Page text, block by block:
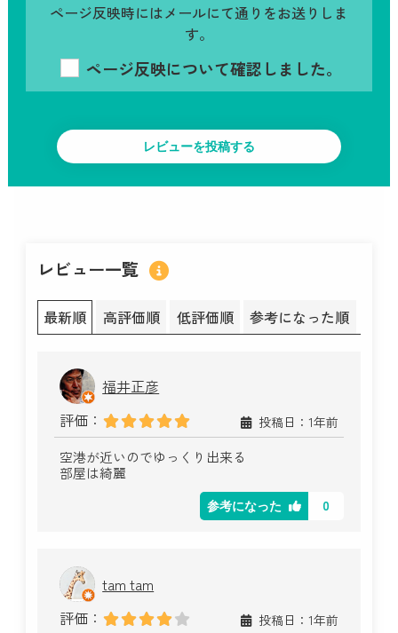
ページ反映時にはメールにて通りをお送りしま
す。
ページ反映について確認しました。
レビュー一覧
最新順 高評価順 低評価順 参考になった順
福井正彦
評価：
投稿日：1年前
空港が近いのでゆっくり出来る
部屋は綺麗
参考になった 0
tam tam
評価：
投稿日：1年前